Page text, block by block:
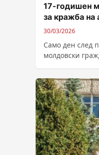
17-годишен
за кражба на
30/03/2026
Само ден след
молдовски